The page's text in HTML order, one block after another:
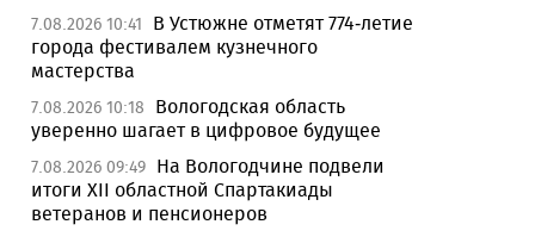
7.08.2026 10:41
В Устюжне отметят 774-летие
города фестивалем кузнечного
мастерства
7.08.2026 10:18
Вологодская область
уверенно шагает в цифровое будущее
7.08.2026 09:49 На Вологодчине подвели
итоги XII областной Спартакиады
ветеранов и пенсионеров